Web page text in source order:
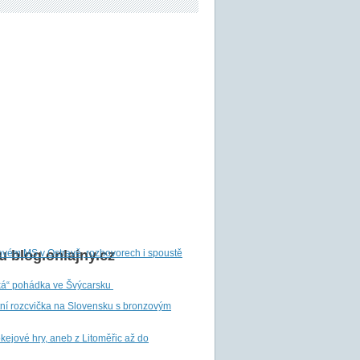
blog.onlajny.cz
MS v Ostravě, rozhovorech i spoustě
pohádka ve Švýcarsku
rozcvička na Slovensku s bronzovým
hry, aneb z Litoměřic až do